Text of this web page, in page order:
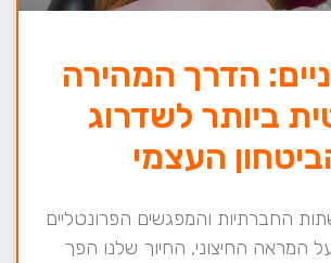
הדרך המהירה
ביותר לשדרוג
העצמי
החברתיות והמפגשים הפרונטליים
המראה החיצוני, החיוך שלנו הפך